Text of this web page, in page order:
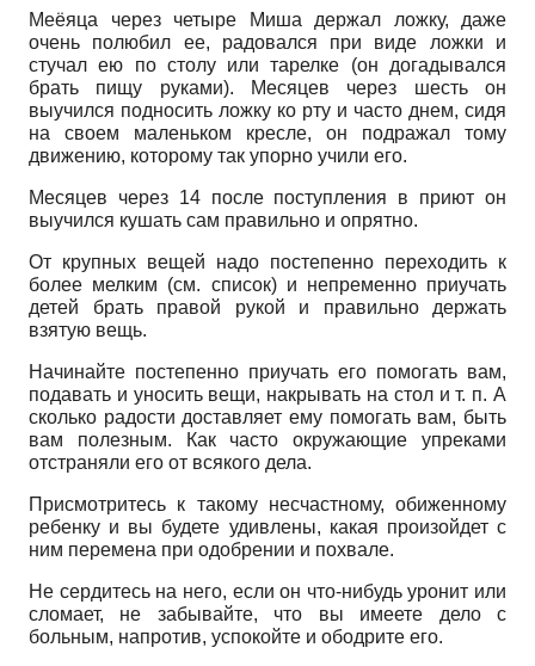
Меёяца через четыре Миша держал ложку, даже
очень полюбил ее, радовался при виде ложки и
стучал ею по столу или тарелке (он догадывался
брать пищу руками). Месяцев через шесть он
выучился подносить ложку ко рту и часто днем, сидя
на своем маленьком кресле, он подражал тому
движению, которому так упорно учили его.
Месяцев через 14 после поступления в приют он
выучился кушать сам правильно и опрятно.
От крупных вещей надо постепенно переходить к
более мелким (см. список) и непременно приучать
детей брать правой рукой и правильно держать
взятую вещь.
Начинайте постепенно приучать его помогать вам,
подавать и уносить вещи, накрывать на стол и т. п. А
сколько радости доставляет ему помогать вам, быть
вам полезным. Как часто окружающие упреками
отстраняли его от всякого дела.
Присмотритесь к такому несчастному, обиженному
ребенку и вы будете удивлены, какая произойдет с
ним перемена при одобрении и похвале.
Не сердитесь на него, если он что-нибудь уронит или
сломает, не забывайте, что вы имеете дело с
больным, напротив, успокойте и ободрите его.